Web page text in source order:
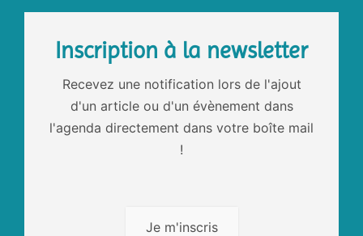
Inscription à la newsletter
Recevez une notification lors de l'ajout
d'un article ou d'un évènement dans
l'agenda directement dans votre boîte mail
!
Je m'inscris